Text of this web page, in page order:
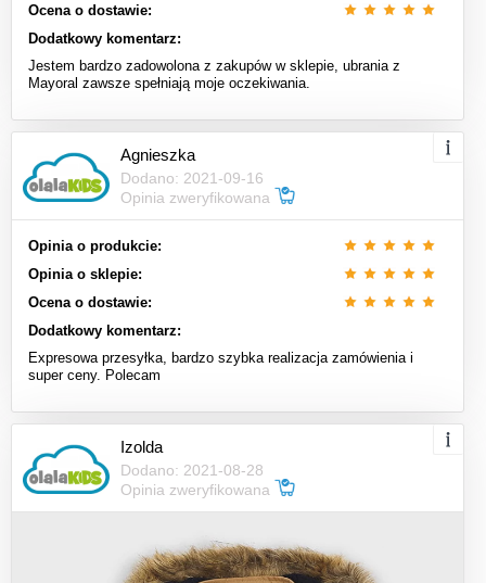
Ocena o dostawie:
Dodatkowy komentarz:
Jestem bardzo zadowolona z zakupów w sklepie, ubrania z
Mayoral zawsze spełniają moje oczekiwania.
Agnieszka
Dodano: 2021-09-16
Opinia zweryfikowana
Opinia o produkcie:
Opinia o sklepie:
Ocena o dostawie:
Dodatkowy komentarz:
Expresowa przesyłka, bardzo szybka realizacja zamówienia i
super ceny. Polecam
Izolda
Dodano: 2021-08-28
Opinia zweryfikowana